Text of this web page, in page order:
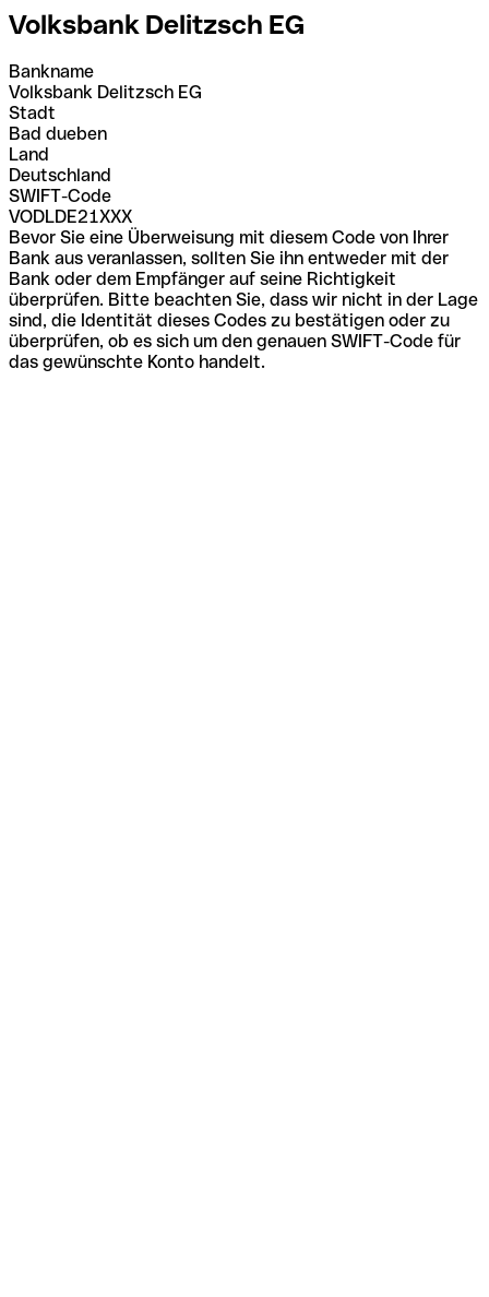
Volksbank Delitzsch EG
Bankname
Volksbank Delitzsch EG
Stadt
Bad dueben
Land
Deutschland
SWIFT-Code
VODLDE21XXX
Bevor Sie eine Überweisung mit diesem Code von Ihrer
Bank aus veranlassen, sollten Sie ihn entweder mit der
Bank oder dem Empfänger auf seine Richtigkeit
überprüfen. Bitte beachten Sie, dass wir nicht in der Lage
sind, die Identität dieses Codes zu bestätigen oder zu
überprüfen, ob es sich um den genauen SWIFT-Code für
das gewünschte Konto handelt.